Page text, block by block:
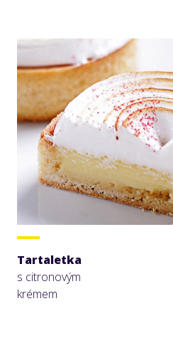
Tartaletka
s citronovým
krémem